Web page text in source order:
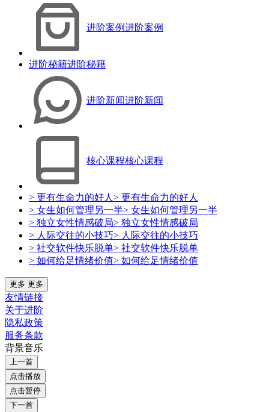
进阶案例进阶案例
进阶秘籍进阶秘籍
进阶新闻进阶新闻
核心课程核心课程
> 更有生命力的好人 > 更有生命力的好人
> 女生如何管理另一半> 女生如何管理另一半
> 独立女性情感破局> 独立女性情感破局
> 人际交往的小技巧> 人际交往的小技巧
> 社交软件快乐脱单> 社交软件快乐脱单
> 如何给足情绪价值> 如何给足情绪价值
更多 更多
友情链接
关于进阶
隐私政策
服务条款
背景音乐
上一首
点击播放
点击暂停
下一首